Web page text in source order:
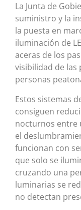
La Junta de
suministro y la
la puesta en
iluminación de
aceras de los
visibilidad de las
personas
Estos sistemas
consiguen
nocturnos entre
el
funcionan con
que solo se
cruzando una
luminarias se
no detectan